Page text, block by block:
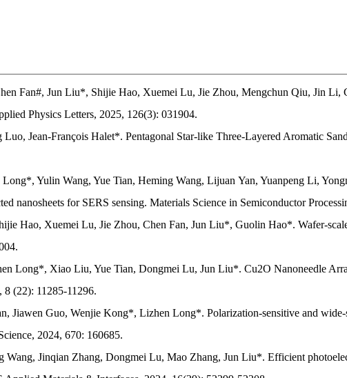
Fan#, Jun Liu*, Shijie Hao, Xuemei Lu, Jie Zhou, Mengchun Qiu, Jin
Physics Letters, 2025, 126(3): 031904.
Jean-François Halet*. Pentagonal Star-like Three-Layered Aromatic
Yulin Wang, Yue Tian, Heming Wang, Lijuan Yan, Yuanpeng Li,
nanosheets for SERS sensing. Materials Science in Semiconductor
Hao, Xuemei Lu, Jie Zhou, Chen Fan, Jun Liu*, Guolin Hao*. Wafer-
Long*, Xiao Liu, Yue Tian, Dongmei Lu, Jun Liu*. Cu2O Nanoneedle
(22): 11285-11296.
Jiawen Guo, Wenjie Kong*, Lizhen Long*. Polarization-sensitive and
2024, 670: 160685.
Jinqian Zhang, Dongmei Lu, Mao Zhang, Jun Liu*. Efficient